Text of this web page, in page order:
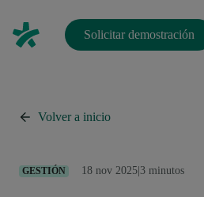
Solicitar demostración
Volver a inicio
GESTIÓN 18 nov 2025 3 minutos